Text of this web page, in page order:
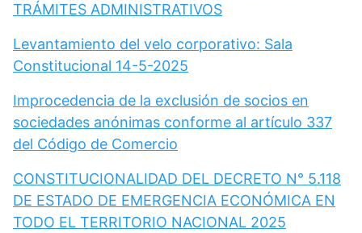
TRÁMITES ADMINISTRATIVOS
Levantamiento del velo corporativo: Sala
Constitucional 14-5-2025
Improcedencia de la exclusión de socios en
sociedades anónimas conforme al artículo 337
del Código de Comercio
CONSTITUCIONALIDAD DEL DECRETO N° 5.118
DE ESTADO DE EMERGENCIA ECONÓMICA EN
TODO EL TERRITORIO NACIONAL 2025